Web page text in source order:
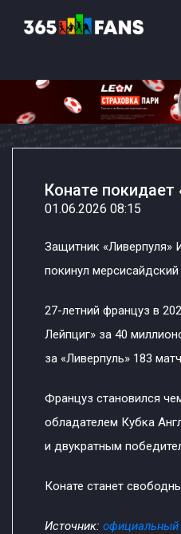
Конате покидает
01.06.2026 08:15
Защитник «Ливерпуля»
покинул мерсисайдский
27-летний француз в
Лейпциг» за 40
за «Ливерпуль» 183
Француз становился
обладателем Кубка
и двукратным
Конате станет
Источник: официальный